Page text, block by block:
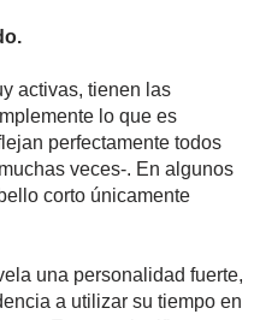
activas, tienen las
lo que es
perfectamente todos
veces-. En algunos
corto únicamente
una personalidad fuerte,
a utilizar su tiempo en